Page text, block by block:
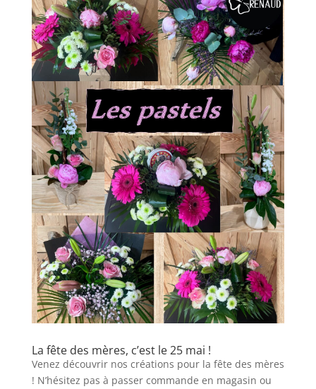
La fête des mères, c’est le 25 mai !
Venez découvrir nos créations pour la fête des mères
! N’hésitez pas à passer commande en magasin ou